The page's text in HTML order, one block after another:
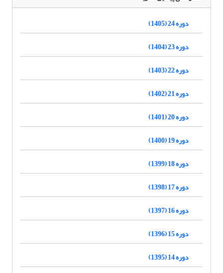
دوره 24 (1405)
دوره 23 (1404)
دوره 22 (1403)
دوره 21 (1402)
دوره 20 (1401)
دوره 19 (1400)
دوره 18 (1399)
دوره 17 (1398)
دوره 16 (1397)
دوره 15 (1396)
دوره 14 (1395)